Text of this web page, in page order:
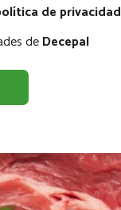
de privacidad
deDecepal